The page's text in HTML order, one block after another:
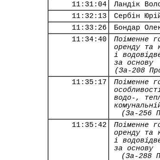
11:31:04
Ландік
11:32:13
Сербін
11:33:26
Бондар
11:34:40
Поіменне
оренду та
і
за основу
(За-208
11:35:17
Поіменне
водо-,
(За-256
11:35:42
Поіменне
оренду та
і
за основу
(За-288